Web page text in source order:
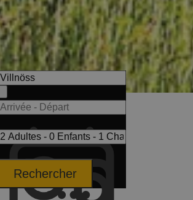
at the foot of Mt.
Rechercher